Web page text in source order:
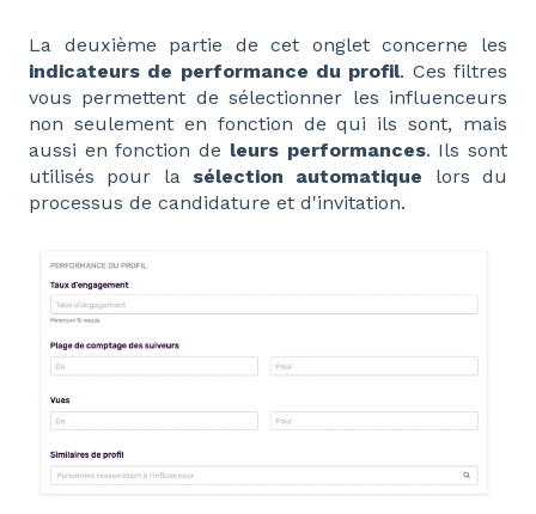
La deuxième partie de cet onglet concerne les
indicateurs de performance du profil. Ces filtres
vous permettent de sélectionner les influenceurs
non seulement en fonction de qui ils sont, mais
aussi en fonction de leurs performances. Ils sont
utilisés pour la sélection automatique lors du
processus de candidature et d'invitation.